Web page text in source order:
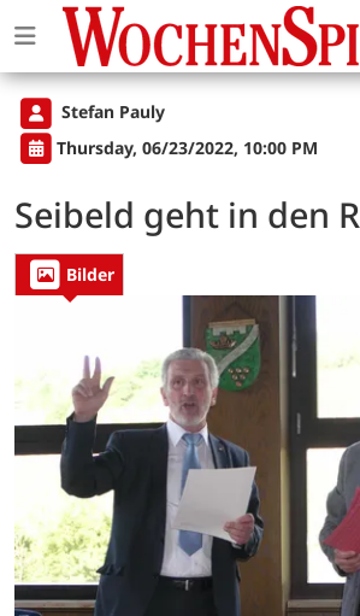
Stefan Pauly
Thursday, 06/23/2022, 10:00 PM
Seibeld geht in den
Bilder